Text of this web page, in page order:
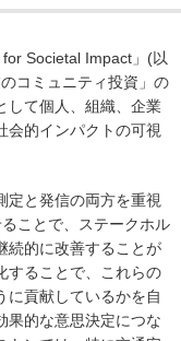
Societal Impact」(以
コミュニティ投資」の
して個人、組織、企業
会的インパクトの可視
定と発信の両方を重視
ことで、ステークホル
続的に改善することが
することで、これらの
に貢献しているかを自
果的な意思決定につな